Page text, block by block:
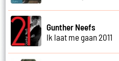
Gunther Neefs
Ik laat me gaan 2011